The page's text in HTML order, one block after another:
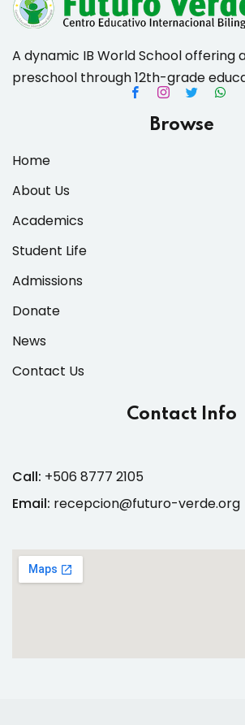
& Materials List
A dynamic IB World School offering
preschool through 12th-grade
Browse
Home
About Us
Academics
Student Life
Admissions
Donate
News
Contact Us
Contact Info
Call: +506 8777 2105
Email: recepcion@futuro-verde.org